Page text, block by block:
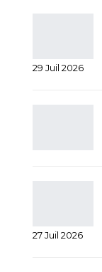
29 Juil 2026
27 Juil 2026